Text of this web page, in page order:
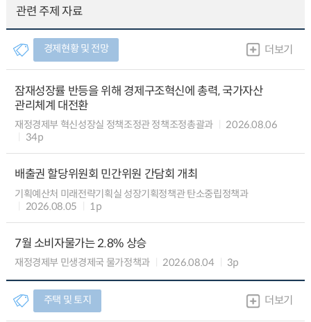
관련 주제 자료
경제현황 및 전망 더보기
잠재성장률 반등을 위해 경제구조혁신에 총력, 국가자산
관리체계 대전환
재정경제부 혁신성장실 정책조정관 정책조정총괄과
2026.08.06
34p
배출권 할당위원회 민간위원 간담회 개최
기획예산처 미래전략기획실 성장기획정책관 탄소중립정책과
2026.08.05
1p
7월 소비자물가는 2.8% 상승
재정경제부 민생경제국 물가정책과 2026.08.04 3p
주택 및 토지 더보기